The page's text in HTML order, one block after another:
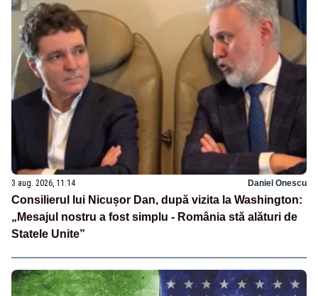
3 aug. 2026, 11:14 Daniel Onescu
Consilierul lui Nicușor Dan, după vizita la Washington:
„Mesajul nostru a fost simplu - România stă alături de
Statele Unite”